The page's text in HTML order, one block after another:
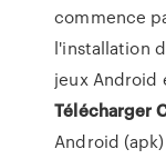
commence
l'installation
jeux Android
Télécharger
Android